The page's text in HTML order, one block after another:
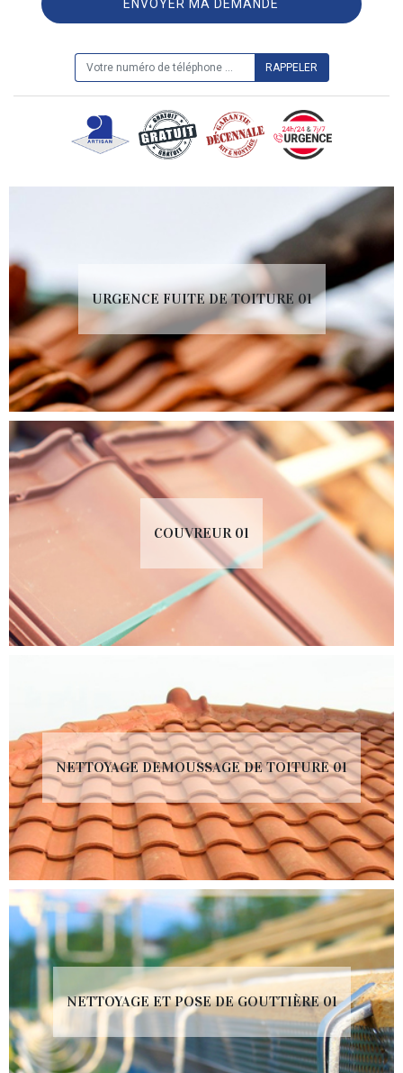
URGENCE FUITE DE TOITURE 01
COUVREUR 01
NETTOYAGE DEMOUSSAGE DE TOITURE 01
NETTOYAGE ET POSE DE GOUTTIÈRE 01